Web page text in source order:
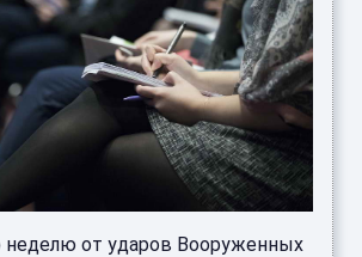
от ударов Вооруженных